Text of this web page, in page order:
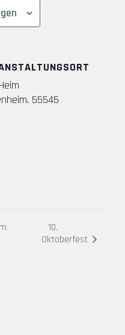
, 55545
10.
Oktoberfest